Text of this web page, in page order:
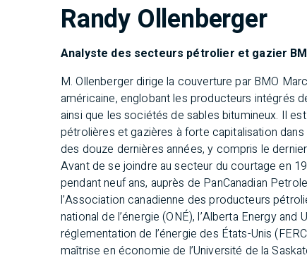
Randy Ollenberger
Analyste des secteurs pétrolier et gazier
M. Ollenberger dirige la couverture par BMO
américaine, englobant les producteurs intégrés
ainsi que les sociétés de sables bitumineux. Il
pétrolières et gazières à forte capitalisation
des douze dernières années, y compris le
Avant de se joindre au secteur du courtage en
pendant neuf ans, auprès de PanCanadian
l’Association canadienne des producteurs
national de l’énergie (ONÉ), l’Alberta Energy
réglementation de l’énergie des États-Unis
maîtrise en économie de l’Université de la